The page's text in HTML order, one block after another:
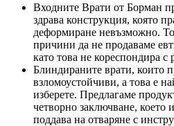
Входните Врати от Борман
здрава конструкция, която
деформиране невъзможно.
причини да не продаваме
като това не кореспондира с
Блиндираните врати, които
взломоустойчиви, а това е
изберете. Предлагаме
четворно заключване, което
поддава на отваряне с